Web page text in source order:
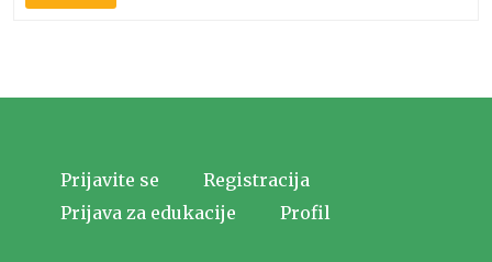
Prijavite se
Registracija
Prijava za edukacije
Profil